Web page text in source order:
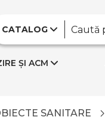
CATALOG
ȘI ACM
SANITARE